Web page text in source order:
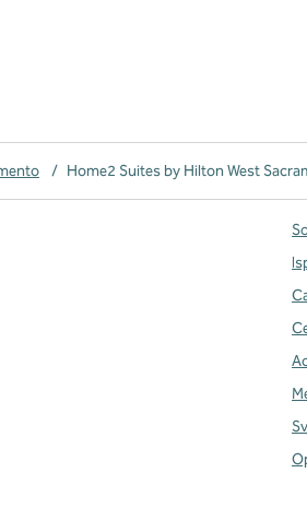
/ Home2 Suites by Hilton West